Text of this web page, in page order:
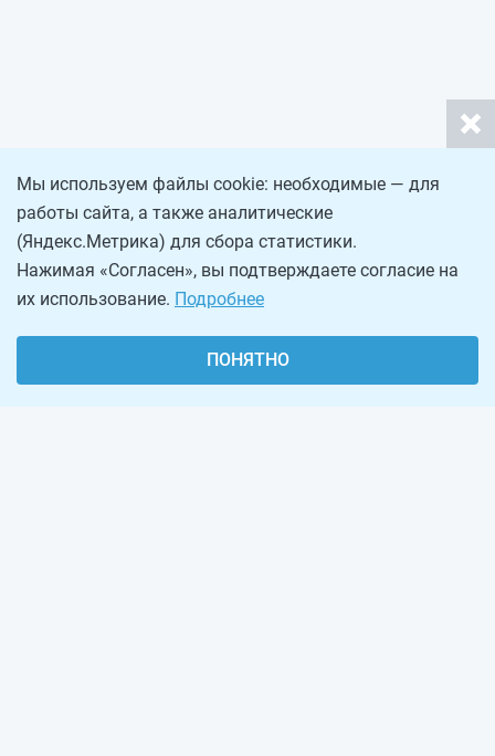
Мы используем файлы cookie: необходимые — для
работы сайта, а также аналитические
(Яндекс.Метрика) для сбора статистики.
Нажимая «Согласен», вы подтверждаете согласие на
их использование. Подробнее
ПОНЯТНО